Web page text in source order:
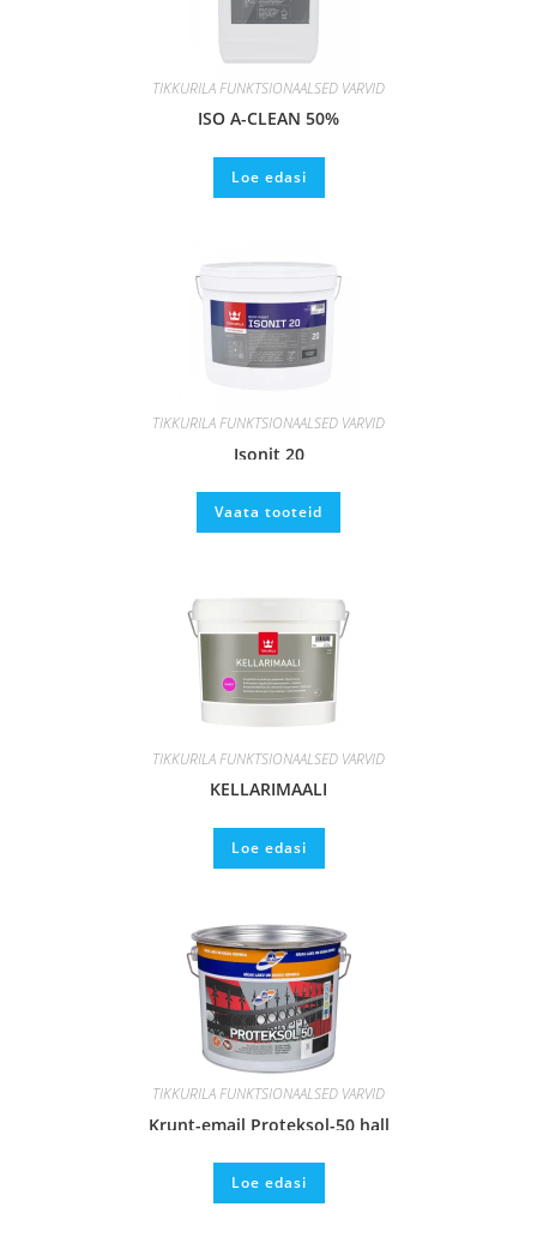
TIKKURILA FUNKTSIONAALSED VÄRVID
ISO A-CLEAN 50%
Loe edasi
TIKKURILA FUNKTSIONAALSED VÄRVID
Isonit 20
Vaata tooteid
TIKKURILA FUNKTSIONAALSED VÄRVID
KELLARIMAALI
Loe edasi
TIKKURILA FUNKTSIONAALSED VÄRVID
Krunt-email Proteksol-50 hall
Loe edasi